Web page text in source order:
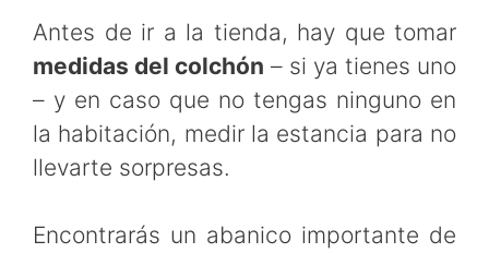
Antes de ir a la tienda, hay que tomar
medidas del colchón – si ya tienes uno
– y en caso que no tengas ninguno en
la habitación, medir la estancia para no
llevarte sorpresas.
Encontrarás un abanico importante de